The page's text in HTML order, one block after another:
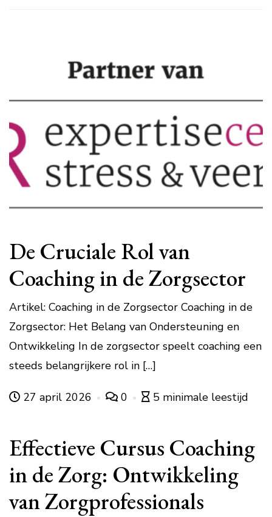
De Cruciale Rol van
Coaching in de Zorgsector
Artikel: Coaching in de Zorgsector Coaching in de
Zorgsector: Het Belang van Ondersteuning en
Ontwikkeling In de zorgsector speelt coaching een
steeds belangrijkere rol in […]
27 april 2026 0 5 minimale leestijd
Effectieve Cursus Coaching
in de Zorg: Ontwikkeling
van Zorgprofessionals